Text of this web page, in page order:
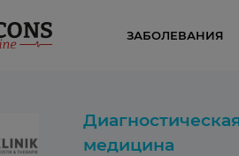
ЗАБОЛЕВАНИЯ
медицина